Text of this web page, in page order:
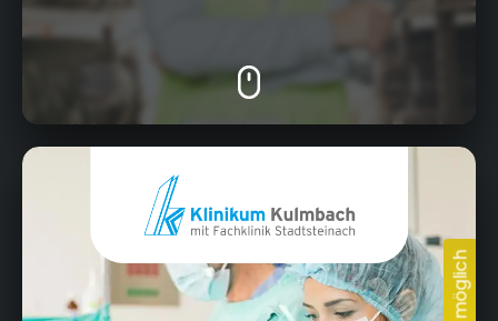
Albert-Schweitzer-Straße 10, 95326 Kulmbach